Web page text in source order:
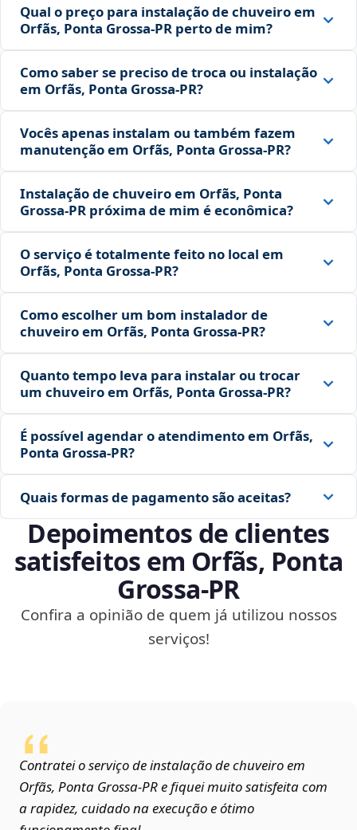
Qual o preço para instalação de chuveiro em
Orfãs, Ponta Grossa‑PR perto de mim?
Como saber se preciso de troca ou instalação
em Orfãs, Ponta Grossa‑PR?
Vocês apenas instalam ou também fazem
manutenção em Orfãs, Ponta Grossa‑PR?
Instalação de chuveiro em Orfãs, Ponta
Grossa‑PR próxima de mim é econômica?
O serviço é totalmente feito no local em
Orfãs, Ponta Grossa‑PR?
Como escolher um bom instalador de
chuveiro em Orfãs, Ponta Grossa‑PR?
Quanto tempo leva para instalar ou trocar
um chuveiro em Orfãs, Ponta Grossa‑PR?
É possível agendar o atendimento em Orfãs,
Ponta Grossa‑PR?
Quais formas de pagamento são aceitas?
Depoimentos de clientes
satisfeitos em Orfãs, Ponta
Grossa‑PR
Confira a opinião de quem já utilizou nossos
serviços!
Contratei o serviço de instalação de chuveiro em
Orfãs, Ponta Grossa‑PR e fiquei muito satisfeita com
a rapidez, cuidado na execução e ótimo